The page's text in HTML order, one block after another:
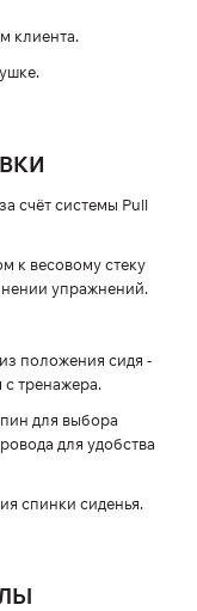
клиента.
счёт системы Pull
к весовому стеку
упражнений.
положения сидя -
с тренажера.
для выбора
для удобства
спинки сиденья.